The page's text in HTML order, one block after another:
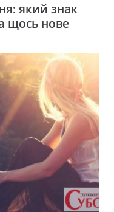
який знак
щось нове